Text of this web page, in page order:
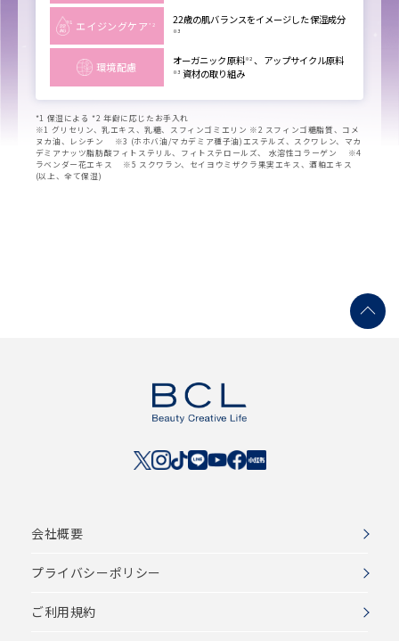
エイジングケア *2 22歳の肌バランスをイメージした保湿成分
※3
環境配慮 オーガニック原料※2 、アップサイクル原料
※3 資材の取り組み
*1 保湿による *2 年齢に応じたお手入れ
※1 グリセリン、乳エキス、乳糖、スフィンゴミエリン ※2 スフィンゴ糖脂質、コメ
ヌカ油、レシチン ※3 (ホホバ油/マカデミア種子油)エステルズ、スクワレン、マカ
デミアナッツ脂肪酸フィトステリル、フィトステロールズ、 水溶性コラーゲン ※4
ラベンダー花エキス ※5 スクワラン、セイヨウミザクラ果実エキス、酒粕エキス
(以上、全て保湿)
会社概要
プライバシーポリシー
ご利用規約